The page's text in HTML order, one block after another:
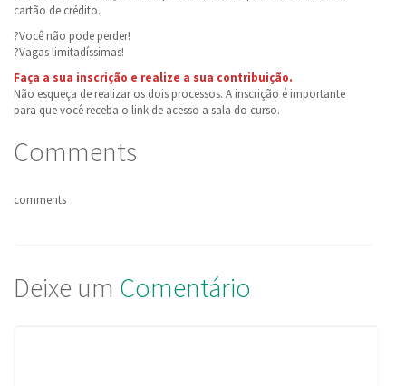
cartão de crédito.
?Você não pode perder!
?Vagas limitadíssimas!
Faça a sua inscrição e realize a sua contribuição.
Não esqueça de realizar os dois processos. A inscrição é importante
para que você receba o link de acesso a sala do curso.
Comments
comments
Deixe um Comentário